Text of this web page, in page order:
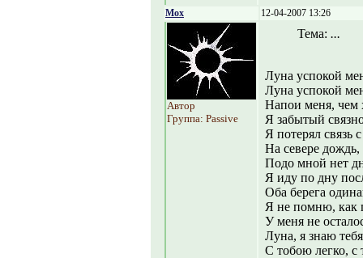
Mox 12-04-2007 13:26
Автор
Группа: Passive
Тема: ...
Луна успокой
Луна успокой
Напои меня, чем
Я забытый
Я потерял связь
На севере
Подо мной нет
Я иду по дну
Оба берега
Я не помню, как
У меня не
Луна, я знаю
С тобою легко, с